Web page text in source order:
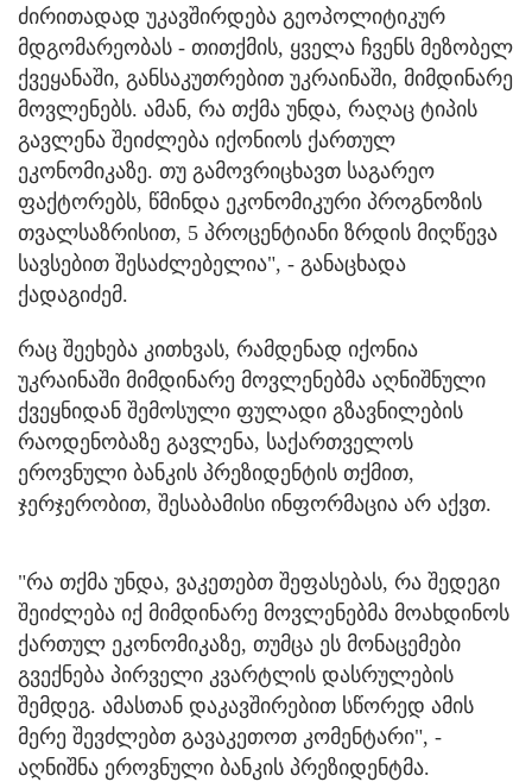
ძირითადად უკავშირდება გეოპოლიტიკურ
მდგომარეობას - თითქმის, ყველა ჩვენს მეზობელ
ქვეყანაში, განსაკუთრებით უკრაინაში, მიმდინარე
მოვლენებს. ამან, რა თქმა უნდა, რაღაც ტიპის
გავლენა შეიძლება იქონიოს ქართულ
ეკონომიკაზე. თუ გამოვრიცხავთ საგარეო
ფაქტორებს, წმინდა ეკონომიკური პროგნოზის
თვალსაზრისით, 5 პროცენტიანი ზრდის მიღწევა
სავსებით შესაძლებელია", - განაცხადა
ქადაგიძემ.
რაც შეეხება კითხვას, რამდენად იქონია
უკრაინაში მიმდინარე მოვლენებმა აღნიშნული
ქვეყნიდან შემოსული ფულადი გზავნილების
რაოდენობაზე გავლენა, საქართველოს
ეროვნული ბანკის პრეზიდენტის თქმით,
ჯერჯერობით, შესაბამისი ინფორმაცია არ აქვთ.
"რა თქმა უნდა, ვაკეთებთ შეფასებას, რა შედეგი
შეიძლება იქ მიმდინარე მოვლენებმა მოახდინოს
ქართულ ეკონომიკაზე, თუმცა ეს მონაცემები
გვექნება პირველი კვარტლის დასრულების
შემდეგ. ამასთან დაკავშირებით სწორედ ამის
მერე შევძლებთ გავაკეთოთ კომენტარი", -
აღნიშნა ეროვნული ბანკის პრეზიდენტმა.